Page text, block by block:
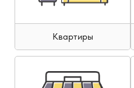
Квартиры